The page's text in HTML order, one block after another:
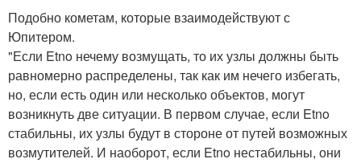
Подобно кометам, которые взаимодействуют с
Юпитером.
"Если Etno нечему возмущать, то их узлы должны быть
равномерно распределены, так как им нечего избегать,
но, если есть один или несколько объектов, могут
возникнуть две ситуации. В первом случае, если Etno
стабильны, их узлы будут в стороне от путей возможных
возмутителей. И наоборот, если Etno нестабильны, они